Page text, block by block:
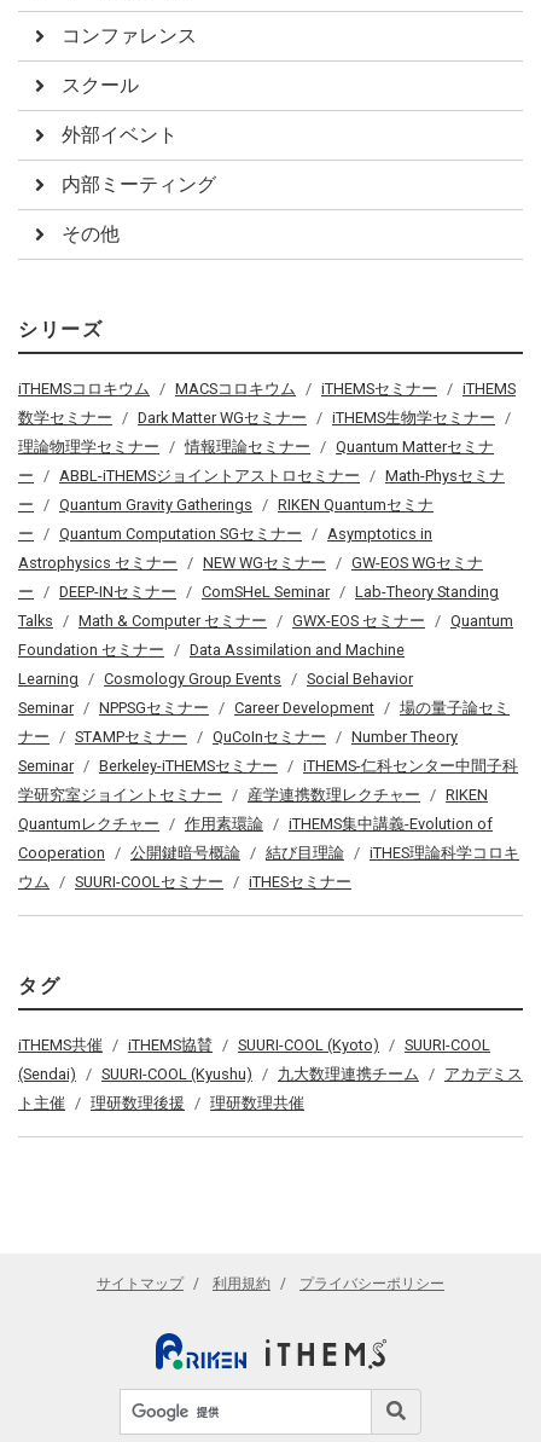
コンファレンス
スクール
外部イベント
内部ミーティング
その他
シリーズ
iTHEMSコロキウム MACSコロキウム iTHEMSセミナー
iTHEMS
数学セミナー
Dark Matter WGセミナー
iTHEMS生物学セミナー
理論物理学セミナー
情報理論セミナー
Quantum Matterセミナ
ー
ABBL-iTHEMSジョイントアストロセミナー
Math-Physセミナ
ー
Quantum Gravity Gatherings
RIKEN Quantumセミナ
ー
Quantum Computation SGセミナー
Asymptotics in
Astrophysics セミナー
NEW WGセミナー
GW-EOS WGセミナ
ー
DEEP-INセミナー ComSHeL Seminar
Lab-Theory Standing
Talks
Math & Computer セミナー GWX-EOS セミナー
Quantum
Foundation セミナー
Data Assimilation and Machine
Learning
Cosmology Group Events
Social Behavior
Seminar
NPPSGセミナー Career Development
場の量子論セミ
ナー
STAMPセミナー QuCoInセミナー
Number Theory
Seminar
Berkeley-iTHEMSセミナー
iTHEMS-仁科センター中間子科
学研究室ジョイントセミナー
産学連携数理レクチャー
RIKEN
Quantumレクチャー
作用素環論
iTHEMS集中講義-Evolution of
Cooperation
公開鍵暗号概論 結び目理論
iTHES理論科学コロキ
ウム
SUURI-COOLセミナー iTHESセミナー
タグ
iTHEMS共催 iTHEMS協賛 SUURI-COOL (Kyoto)
SUURI-COOL
(Sendai)
SUURI-COOL (Kyushu) 九大数理連携チーム
アカデミス
ト主催
理研数理後援 理研数理共催
サイトマップ 利用規約 プライバシーポリシー